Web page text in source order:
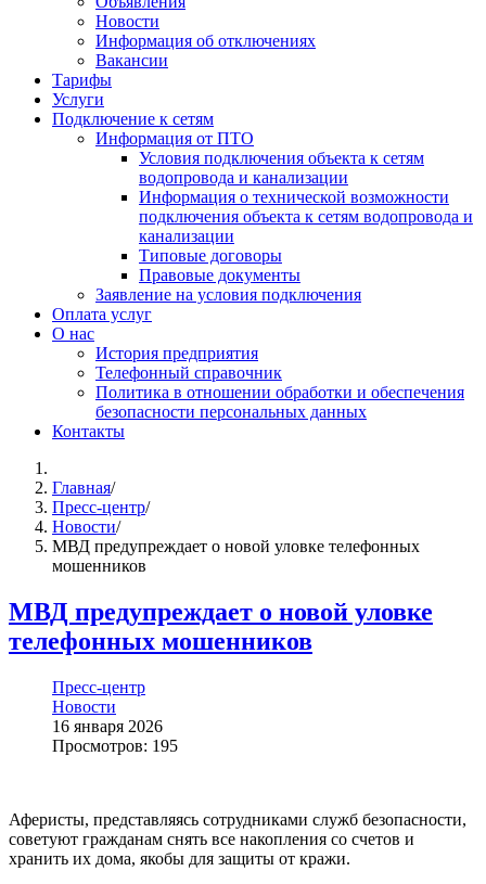
Новости
Информация об отключениях
Вакансии
Тарифы
Услуги
Подключение к сетям
Информация от ПТО
Условия подключения объекта к сетям
водопровода и канализации
Информация о технической возможности
подключения объекта к сетям водопровода и
канализации
Типовые договоры
Правовые документы
Заявление на условия подключения
Оплата услуг
О нас
История предприятия
Телефонный справочник
Политика в отношении обработки и обеспечения
безопасности персональных данных
Контакты
Главная/
Пресс-центр/
Новости/
МВД предупреждает о новой уловке телефонных
мошенников
МВД предупреждает о новой уловке
телефонных мошенников
Пресс-центр
Новости
16 января 2026
Просмотров: 195
Аферисты, представляясь сотрудниками служб безопасности,
советуют гражданам снять все накопления со счетов и
хранить их дома, якобы для защиты от кражи.